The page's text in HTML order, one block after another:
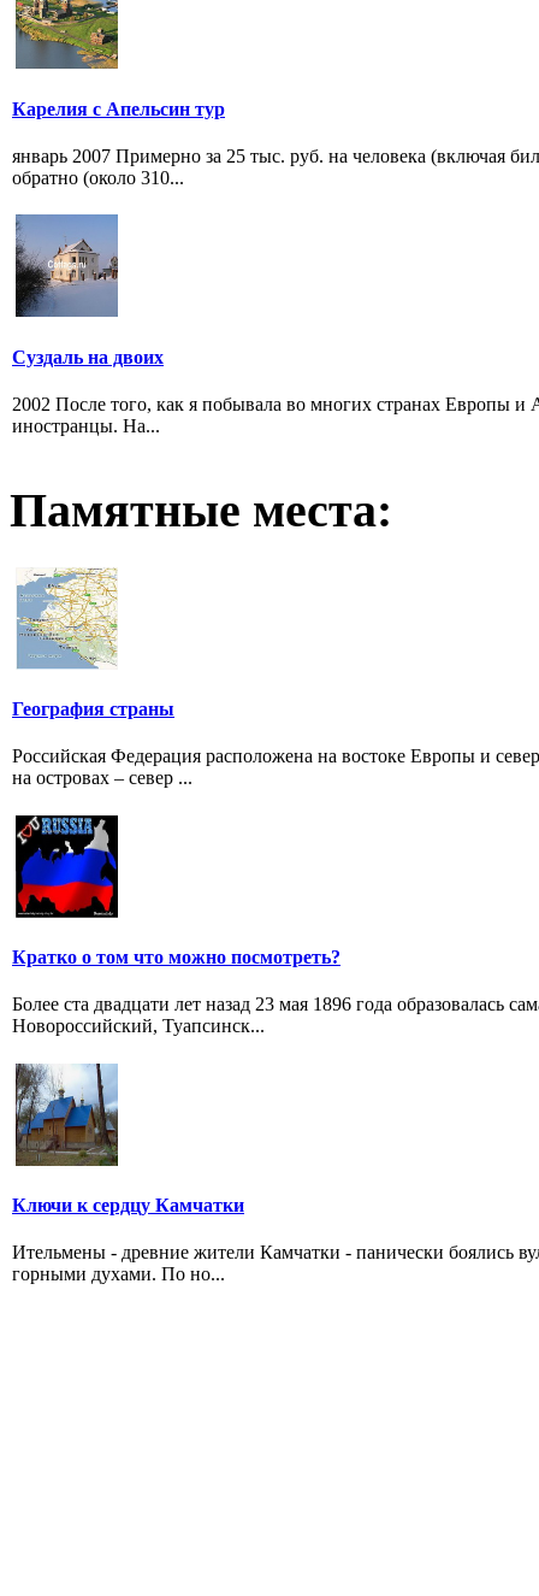
Карелия с Апельсин тур
январь 2007 Примерно за 25 тыс. руб. на человека (включая
обратно (около 310...
Суздаль на двоих
2002 После того, как я побывала во многих странах Европы
иностранцы. На...
Памятные места:
География страны
Российская Федерация расположена на востоке Европы и
на островах – север ...
Кратко о том что можно посмотреть?
Более ста двадцати лет назад 23 мая 1896 года образовалась
Новороссийский, Туапсинск...
Ключи к сердцу Камчатки
Ительмены - древние жители Камчатки - панически боялись
горными духами. По но...